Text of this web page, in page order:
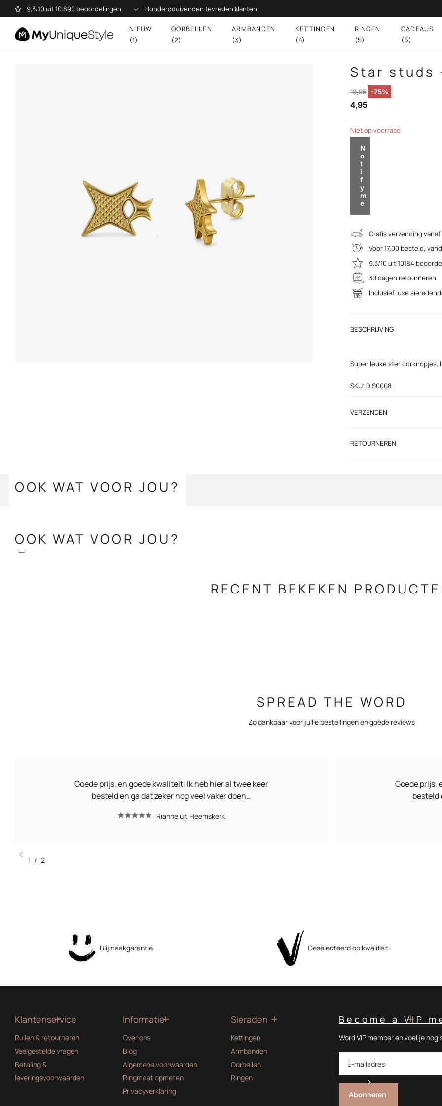
9,3/10 uit 10.890 beoordelingen Honderdduizenden tevreden klanten
NIEUW
(1)
OORBELLEN
(2)
ARMBANDEN
(3)
KETTINGEN
(4)
RINGEN
(5)
CADEAUS
(6)
Star
19,95 -75%
4,95
Niet op voorraad
N
o
t
i
f
y
m
e
Gratis verzending
Voor 17.00 besteld,
9.3/10 uit 10184
30 dagen retourneren
Inclusief luxe
BESCHRIJVING
Super leuke ster oorknopjes.
SKU: DIS0008
VERZENDEN
RETOURNEREN
OOK WAT VOOR JOU?
OOK WAT VOOR JOU?
RECENT BEKEKEN
SPREAD THE WORD
Zo dankbaar voor jullie bestellingen en goede reviews
Goede prijs, en goede kwaliteit! Ik heb hier al twee keer
besteld en ga dat zeker nog veel vaker doen…
Rianne uit Heemskerk
Goede prijs,
besteld
1 / 2
Blijmaakgarantie Geselecteerd op kwaliteit
Klantenservice
Ruilen & retourneren
Veelgestelde vragen
Betaling &
leveringsvoorwaarden
Informatie
Over ons
Blog
Algemene voorwaarden
Ringmaat opmeten
Privacyverklaring
Sieraden
Kettingen
Armbanden
Oorbellen
Ringen
Become a VIP
Word VIP member en voel je nog
Abonneren